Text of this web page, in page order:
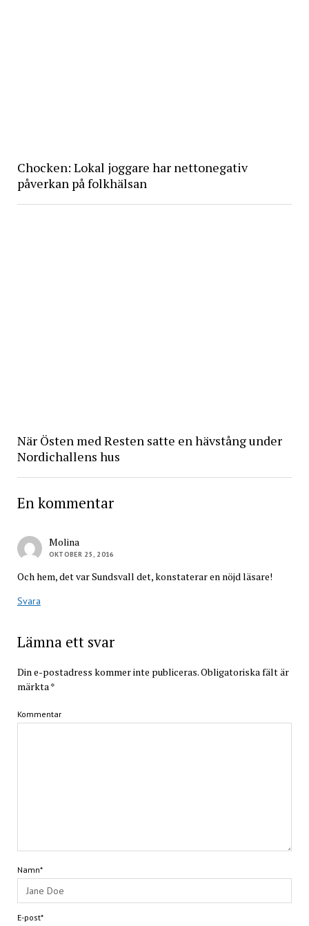
Chocken: Lokal joggare har nettonegativ
påverkan på folkhälsan
När Östen med Resten satte en hävstång under
Nordichallens hus
En kommentar
Molina
OKTOBER 25, 2016
Och hem, det var Sundsvall det, konstaterar en nöjd läsare!
Svara
Lämna ett svar
Din e-postadress kommer inte publiceras.Obligatoriska fält är
märkta*
Kommentar
Namn*
E-post*